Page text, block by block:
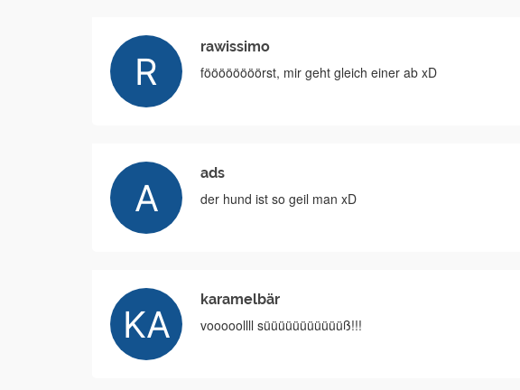
rawissimo
föööööööörst, mir geht gleich einer ab xD
ads
der hund ist so geil man xD
karamelbär
vooooollll süüüüüüüüüüüß!!!